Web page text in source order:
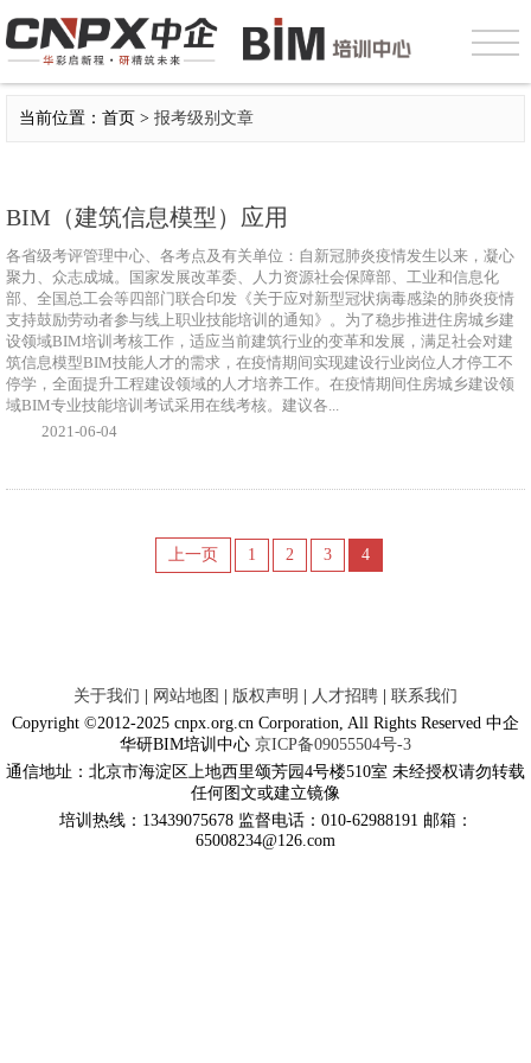
当前位置：首页 > 报考级别文章
BIM（建筑信息模型）应用
各省级考评管理中心、各考点及有关单位：自新冠肺炎疫情发生以来，凝心
聚力、众志成城。国家发展改革委、人力资源社会保障部、工业和信息化
部、全国总工会等四部门联合印发《关于应对新型冠状病毒感染的肺炎疫情
支持鼓励劳动者参与线上职业技能培训的通知》。为了稳步推进住房城乡建
设领域BIM培训考核工作，适应当前建筑行业的变革和发展，满足社会对建
筑信息模型BIM技能人才的需求，在疫情期间实现建设行业岗位人才停工不
停学，全面提升工程建设领域的人才培养工作。在疫情期间住房城乡建设领
域BIM专业技能培训考试采用在线考核。建议各...
2021-06-04
上一页 1 2 3 4
关于我们 网站地图 版权声明 人才招聘
联系我们
Copyright ©2012-2025 cnpx.org.cn Corporation, All Rights Reserved 中企
华研BIM培训中心 京ICP备09055504号-3
通信地址：北京市海淀区上地西里颂芳园4号楼510室 未经授权请勿转载
任何图文或建立镜像
培训热线：13439075678 监督电话：010-62988191 邮箱：
65008234@126.com